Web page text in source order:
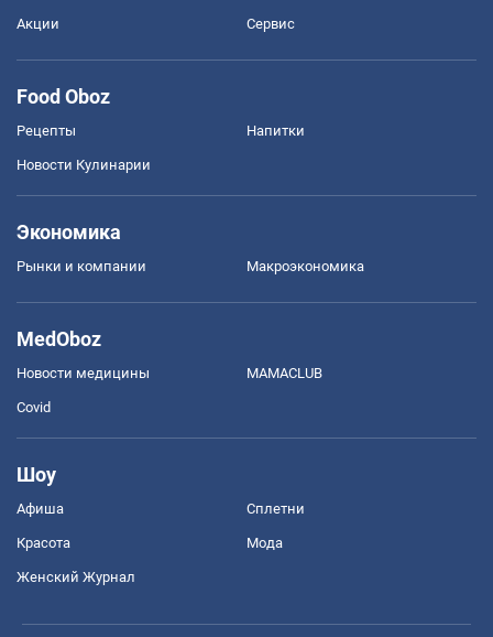
Акции Сервис
Food Oboz
Рецепты Напитки
Новости Кулинарии
Экономика
Рынки и компании Mакроэкономика
MedOboz
Новости медицины MAMACLUB
Covid
Шоу
Афиша Сплетни
Красота Мода
Женский Журнал